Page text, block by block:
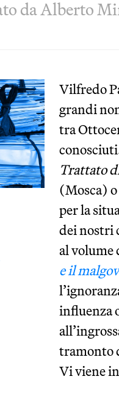
da Alberto
Vilfredo
grandi
tra
Trattato
(Mosca)
per la
dei nostri
al volume
e il
influenza
tramonto
Vi viene